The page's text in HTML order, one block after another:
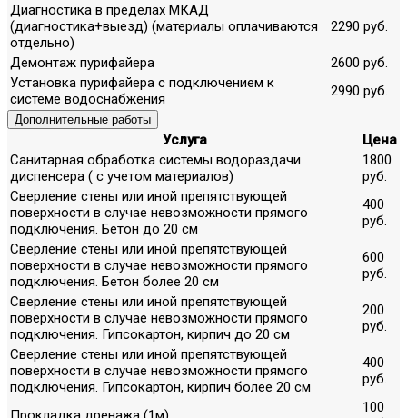
Диагностика в пределах МКАД
(диагностика+выезд) (материалы оплачиваются
отдельно)
2290 руб.
Демонтаж пурифайера
2600 руб.
Установка пурифайера с подключением к
системе водоснабжения
2990 руб.
Дополнительные работы
Услуга
Цена
Санитарная обработка системы водораздачи
диспенсера ( с учетом материалов)
1800
руб.
Сверление стены или иной препятствующей
поверхности в случае невозможности прямого
подключения. Бетон до 20 см
400
руб.
Сверление стены или иной препятствующей
поверхности в случае невозможности прямого
подключения. Бетон более 20 см
600
руб.
Сверление стены или иной препятствующей
поверхности в случае невозможности прямого
подключения. Гипсокартон, кирпич до 20 см
200
руб.
Сверление стены или иной препятствующей
поверхности в случае невозможности прямого
подключения. Гипсокартон, кирпич более 20 см
400
руб.
100